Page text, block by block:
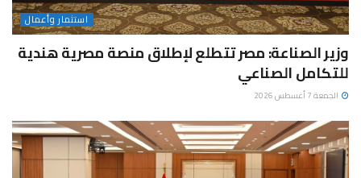
استثمار وأعمال
وزير الصناعة: مصر تتطلع لإطلاق منصة مصرية هندية
للتكامل الصناعي
الجمعة 7 أغسطس 2026